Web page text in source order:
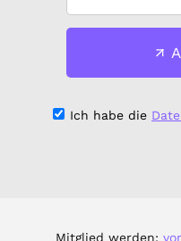
Ich habe die
Mitglied werden: